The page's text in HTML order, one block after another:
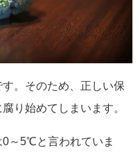
。そのため、正しい保
り始めてしまいます。
～5℃と言われていま